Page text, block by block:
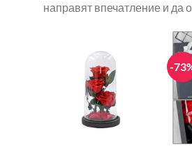
направят впечатление и да
-